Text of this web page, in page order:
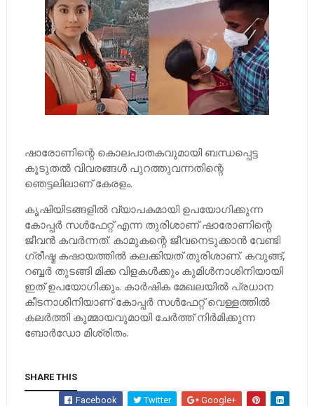
ഷാരോണിന്റെ കൊലപാതകവുമായി ബന്ധപ്പെട്ട
കൂടുതല്‍ വിവരങ്ങള്‍ പുറത്തുവന്നതിന്റെ
ഞെട്ടലിലാണ് കേരളം.
കൃഷിയിടങ്ങളില്‍ വ്യാപകമായി ഉപയോഗിക്കുന്ന
കോപ്പര്‍ സള്‍ഫേറ്റ് എന്ന തുരിശാണ് ഷാരോണിന്റെ
ജീവന്‍ കവര്‍ന്നത്. കാമുകന്റെ ജീവനെടുക്കാന്‍ വേണ്ടി
ഗ്രീഷ്മ കഷായത്തില്‍ കലക്കിയത് തുരിശാണ്. കവുങ്ങ്,
റബ്ബര്‍ തുടങ്ങി മിക്ക വിളകള്‍ക്കും കുമിള്‍നാശിനിയായി
ഇത് ഉപയോഗിക്കും. കാര്‍ഷിക മേഖലയില്‍ പ്രധാന
കീടനാശിനിയാണ് കോപ്പര്‍ സള്‍ഫേറ്റ് വെള്ളത്തില്‍
കലര്‍ത്തി കുമ്മായവുമായി ചേര്‍ത്ത് നിര്‍മിക്കുന്ന
ബോര്‍ഡോ മിശ്രിതം.
SHARE THIS
Facebook Twitter Google+